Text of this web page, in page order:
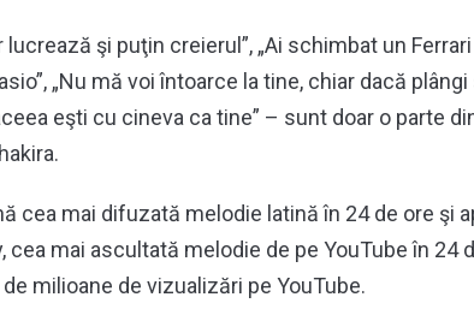
şi puţin creierul”, „Ai schimbat un
„Nu mă voi întoarce la tine, chiar dacă
eşti cu cineva ca tine” – sunt doar o parte
cea mai difuzată melodie latină în 24 de ore şi
cea mai ascultată melodie de pe YouTube în 24
milioane de vizualizări pe YouTube.